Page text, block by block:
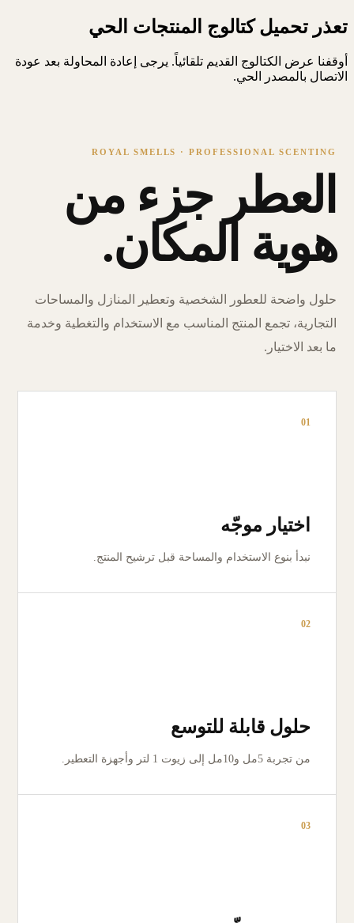
تعذر تحميل كتالوج المنتجات الحي
أوقفنا عرض الكتالوج القديم تلقائياً. يرجى إعادة المحاولة بعد عودة
الاتصال بالمصدر الحي.
ROYAL SMELLS · PROFESSIONAL SCENTING
العطر جزء من
هوية المكان.
حلول واضحة للعطور الشخصية وتعطير المنازل والمساحات
التجارية، تجمع المنتج المناسب مع الاستخدام والتغطية وخدمة
ما بعد الاختيار.
01
اختيار موجّه
نبدأ بنوع الاستخدام والمساحة قبل ترشيح المنتج.
02
حلول قابلة للتوسع
من تجربة 5مل و10مل إلى زيوت 1 لتر وأجهزة التعطير.
03